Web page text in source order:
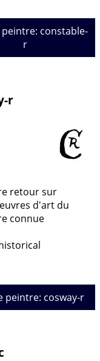
constable-
r
r
retour sur
d'art du
connue
peintre: cosway-r